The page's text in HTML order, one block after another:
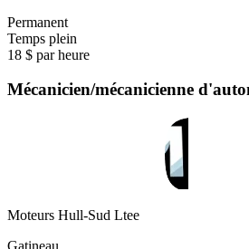
Permanent
Temps plein
18 $ par heure
Mécanicien/mécanicienne
Moteurs Hull-Sud Ltee